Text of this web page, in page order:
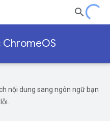
ChromeOS
nội dung sang ngôn ngữ bạn